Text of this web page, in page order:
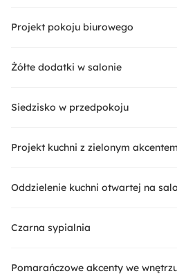
Projekt pokoju biurowego
Żółte dodatki w salonie
Siedzisko w przedpokoju
Projekt kuchni z zielonym akcentem
Oddzielenie kuchni otwartej na
Czarna sypialnia
Pomarańczowe akcenty we